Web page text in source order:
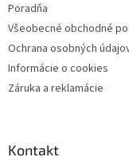
Poradňa
Všeobecné obchodné
Ochrana osobných
Informácie o cookies
Záruka a reklamácie
Kontakt